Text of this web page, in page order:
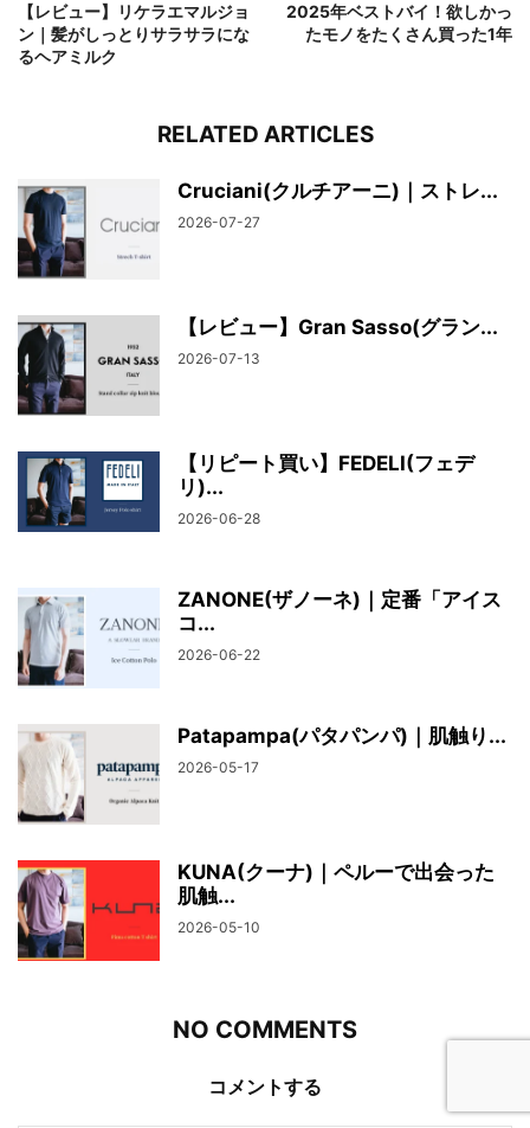
【レビュー】リケラエマルジョ
ン｜髪がしっとりサラサラにな
るヘアミルク
2025年ベストバイ！欲しかっ
たモノをたくさん買った1年
RELATED ARTICLES
Cruciani(クルチアーニ)｜ストレ...
2026-07-27
【レビュー】Gran Sasso(グラン...
2026-07-13
【リピート買い】FEDELI(フェデ
リ)...
2026-06-28
ZANONE(ザノーネ)｜定番「アイス
コ...
2026-06-22
Patapampa(パタパンパ)｜肌触り...
2026-05-17
KUNA(クーナ)｜ペルーで出会った
肌触...
2026-05-10
NO COMMENTS
コメントする